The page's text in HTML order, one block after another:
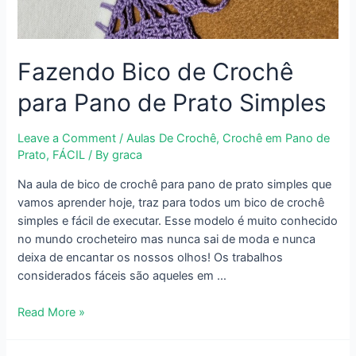
Fazendo Bico de Crochê
para Pano de Prato Simples
Leave a Comment /Aulas De Crochê, Crochê em Pano de
Prato, FÁCIL / Bygraca
Na aula de bico de crochê para pano de prato simples que
vamos aprender hoje, traz para todos um bico de crochê
simples e fácil de executar. Esse modelo é muito conhecido
no mundo crocheteiro mas nunca sai de moda e nunca
deixa de encantar os nossos olhos! Os trabalhos
considerados fáceis são aqueles em …
Fazendo
Read More »